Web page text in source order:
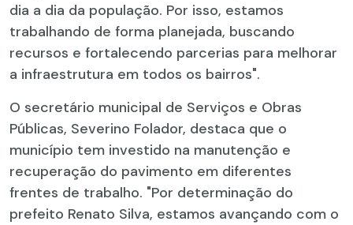
dia a dia da população. Por isso, estamos
trabalhando de forma planejada, buscando
recursos e fortalecendo parcerias para melhorar
a infraestrutura em todos os bairros".
O secretário municipal de Serviços e Obras
Públicas, Severino Folador, destaca que o
município tem investido na manutenção e
recuperação do pavimento em diferentes
frentes de trabalho. "Por determinação do
prefeito Renato Silva, estamos avançando com o